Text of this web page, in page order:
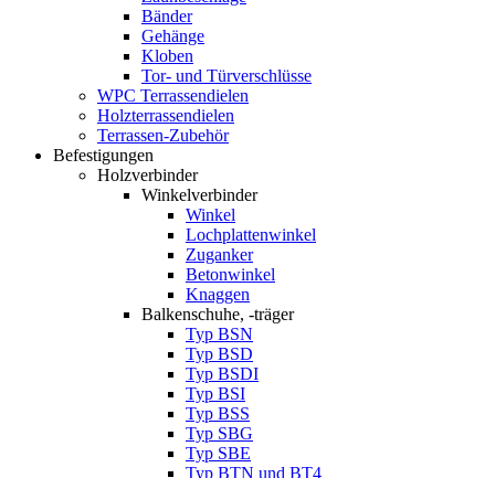
Bänder
Gehänge
Kloben
Tor- und Türverschlüsse
WPC Terrassendielen
Holzterrassendielen
Terrassen-Zubehör
Befestigungen
Holzverbinder
Winkelverbinder
Winkel
Lochplattenwinkel
Zuganker
Betonwinkel
Knaggen
Balkenschuhe, -träger
Typ BSN
Typ BSD
Typ BSDI
Typ BSI
Typ BSS
Typ SBG
Typ SBE
Typ BTN und BT4